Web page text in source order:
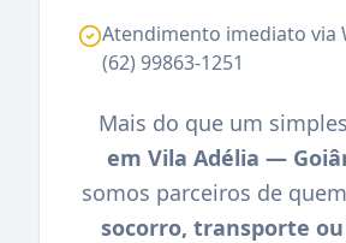
Atendimento imediato via
(62) 99863-1251
Mais do que um simples
em Vila Adélia —
somos parceiros de
socorro, transporte